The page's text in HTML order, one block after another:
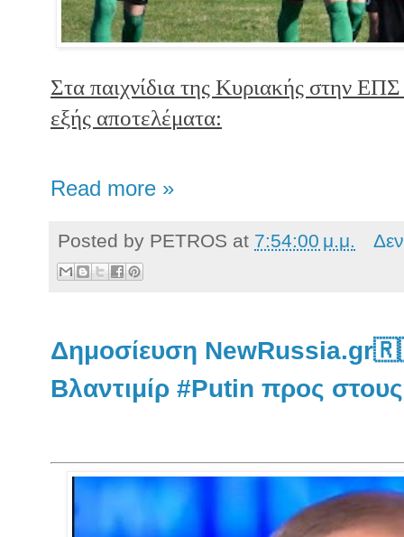
Στα παιχνίδια της Κυριακής στην
εξής αποτελέματα:
Read more »
Posted by PETROS at 7:54:00 μ.μ.
Δημοσίευση
Βλαντιμίρ #Putin προς